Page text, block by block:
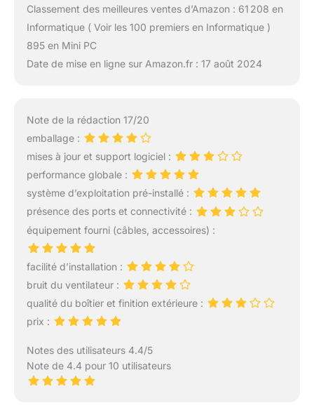
Classement des meilleures ventes d’Amazon : 61 208 en
Informatique ( Voir les 100 premiers en Informatique )
895 en Mini PC
Date de mise en ligne sur Amazon.fr : 17 août 2024
Note de la rédaction 17/20
emballage :
mises à jour et support logiciel :
performance globale :
système d’exploitation pré-installé :
présence des ports et connectivité :
équipement fourni (câbles, accessoires) :
facilité d’installation :
bruit du ventilateur :
qualité du boîtier et finition extérieure :
prix :
Notes des utilisateurs 4.4/5
Note de 4.4 pour 10 utilisateurs